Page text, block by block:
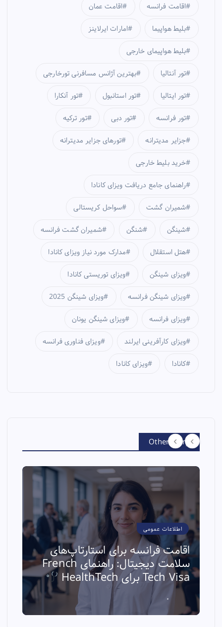
اقامت عمان اقامت فرانسه
امارات ایرلاینز بلیط هواپیما
بلیط هواپیمای خارجی
بهترین آژانس مسافرنی تورخارجی تور آنتالیا
تور آنکارا تور استانبول تور ایتالیا
تور ترکیه تور دبی تور فرانسه
تورهای جزایر مدیترانه جزایر مدیترانه
خرید بلیط خارجی
راهنمای جامع دریافت ویزای کانادا
سواحل کریستالی شمیران گشت
شمیران گشت فرانسه شنگن شینگن
مدارک مورد نیاز ویزای کانادا هتل استقلال
ویزای توریستی کانادا ویزای شینگن
ویزای شینگن 2025 ویزای شینگن فرانسه
ویزای شینگن یونان ویزای فرانسه
ویزای فناوری فرانسه ویزای کارآفرینی ایرلند
ویزای کانادا کانادا
Other Story
اطلاعات عمومی
اقامت فرانسه برای استارتاپ‌های
سلامت دیجیتال: راهنمای French
Tech Visa برای HealthTech